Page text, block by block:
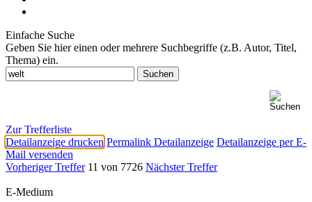
Einfache Suche
Geben Sie hier einen oder mehrere Suchbegriffe (z.B. Autor, Titel,
Thema) ein.
Zur Trefferliste
Detailanzeige drucken Permalink Detailanzeige Detailanzeige per E-
Mail versenden
Vorheriger Treffer 11 von 7726 Nächster Treffer
E-Medium